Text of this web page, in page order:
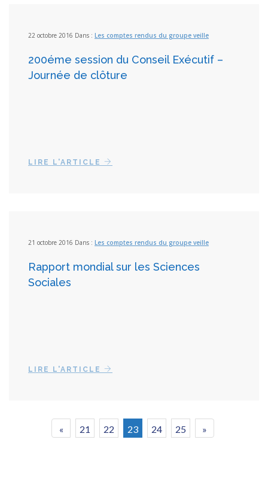
22 octobre 2016 Dans : Les comptes rendus du groupe veille
200éme session du Conseil Exécutif –
Journée de clôture
LIRE L'ARTICLE
21 octobre 2016 Dans : Les comptes rendus du groupe veille
Rapport mondial sur les Sciences
Sociales
LIRE L'ARTICLE
« 21 22 23 24 25 »